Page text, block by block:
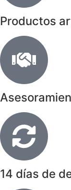
Productos
14 días de